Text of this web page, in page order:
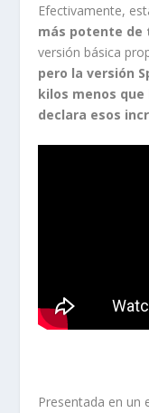
Efectivamente,
más potente de
versión básica
pero la versión
kilos menos que
declara esos
Presentada en un